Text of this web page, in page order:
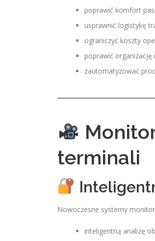
poprawić komfort
usprawnić logistykę
ograniczyć koszty
poprawić organizację
zautomatyzować
terminali
Nowoczesne systemy
inteligentną analizę